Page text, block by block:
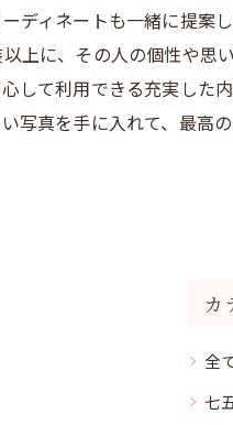
ディネートも一緒に提案
上に、その人の個性や思
して利用できる充実した
真を手に入れて、最高の
カ
全
七